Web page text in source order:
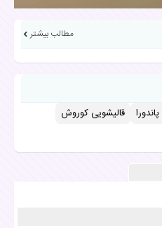
مطالب بیشتر
قالیشویی کوروش